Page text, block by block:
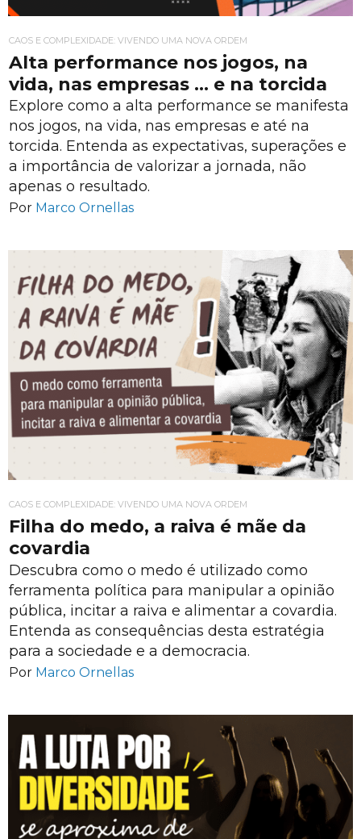
CAOS E COMPLEXIDADE: VIVENDO UMA NOVA ORDEM
Alta performance nos jogos, na
vida, nas empresas … e na torcida
Explore como a alta performance se manifesta
nos jogos, na vida, nas empresas e até na
torcida. Entenda as expectativas, superações e
a importância de valorizar a jornada, não
apenas o resultado.
Por Marco Ornellas
CAOS E COMPLEXIDADE: VIVENDO UMA NOVA ORDEM
Filha do medo, a raiva é mãe da
covardia
Descubra como o medo é utilizado como
ferramenta política para manipular a opinião
pública, incitar a raiva e alimentar a covardia.
Entenda as consequências desta estratégia
para a sociedade e a democracia.
Por Marco Ornellas